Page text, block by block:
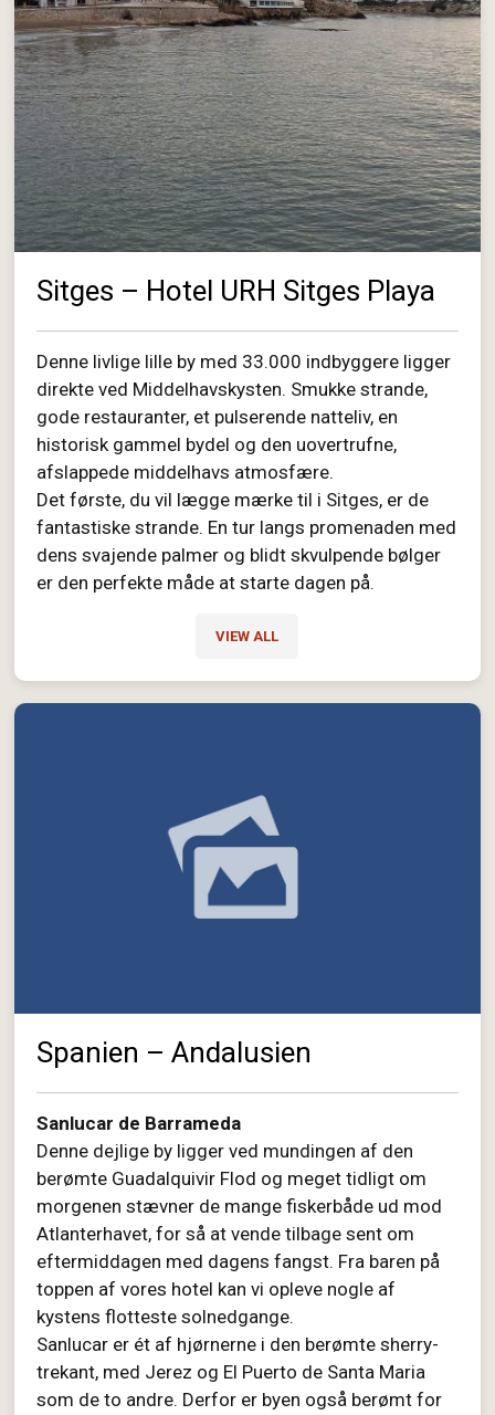
Sitges – Hotel URH Sitges Playa
Denne livlige lille by med 33.000 indbyggere ligger
direkte ved Middelhavskysten. Smukke strande,
gode restauranter, et pulserende natteliv, en
historisk gammel bydel og den uovertrufne,
afslappede middelhavs atmosfære.
Det første, du vil lægge mærke til i Sitges, er de
fantastiske strande. En tur langs promenaden med
dens svajende palmer og blidt skvulpende bølger
er den perfekte måde at starte dagen på.
VIEW ALL
Spanien – Andalusien
Sanlucar de Barrameda
Denne dejlige by ligger ved mundingen af den
berømte Guadalquivir Flod og meget tidligt om
morgenen stævner de mange fiskerbåde ud mod
Atlanterhavet, for så at vende tilbage sent om
eftermiddagen med dagens fangst. Fra baren på
toppen af vores hotel kan vi opleve nogle af
kystens flotteste solnedgange.
Sanlucar er ét af hjørnerne i den berømte sherry-
trekant, med Jerez og El Puerto de Santa Maria
som de to andre. Derfor er byen også berømt for